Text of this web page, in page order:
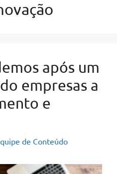
após um
empresas a
e
de Conteúdo